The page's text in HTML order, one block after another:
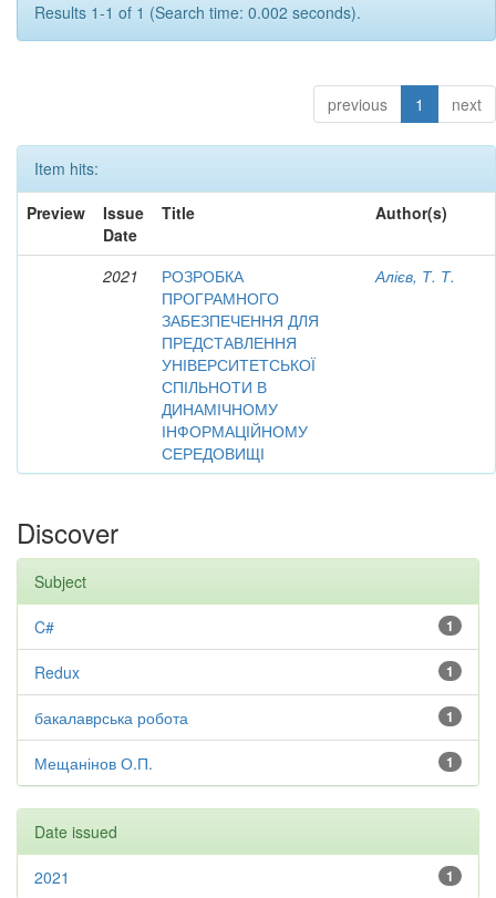
Results 1-1 of 1 (Search time: 0.002 seconds).
previous 1 next
Item hits:
Preview
Issue
Date
Title Author(s)
2021
РОЗРОБКА
ПРОГРАМНОГО
ЗАБЕЗПЕЧЕННЯ ДЛЯ
ПРЕДСТАВЛЕННЯ
УНІВЕРСИТЕТСЬКОЇ
СПІЛЬНОТИ В
ДИНАМІЧНОМУ
ІНФОРМАЦІЙНОМУ
СЕРЕДОВИЩІ
Алієв, Т. Т.
Discover
Subject
1
C#
1
Redux
1
бакалаврська робота
1
Мещанінов О.П.
Date issued
1
2021